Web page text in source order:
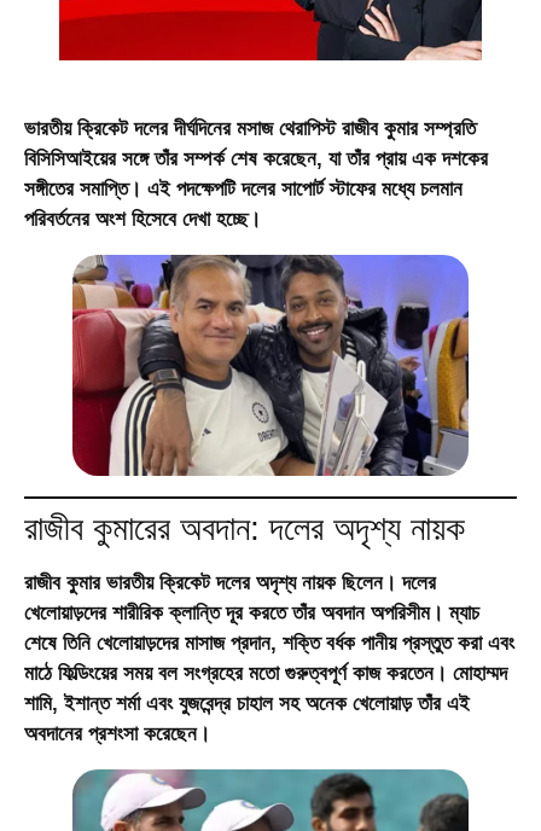
ভারতীয় ক্রিকেট দলের দীর্ঘদিনের মসাজ থেরাপিস্ট রাজীব কুমার সম্প্রতি
বিসিসিআইয়ের সঙ্গে তাঁর সম্পর্ক শেষ করেছেন, যা তাঁর প্রায় এক দশকের
সঙ্গীতের সমাপ্তি। এই পদক্ষেপটি দলের সাপোর্ট স্টাফের মধ্যে চলমান
পরিবর্তনের অংশ হিসেবে দেখা হচ্ছে।
রাজীব কুমারের অবদান: দলের অদৃশ্য নায়ক
রাজীব কুমার ভারতীয় ক্রিকেট দলের অদৃশ্য নায়ক ছিলেন। দলের
খেলোয়াড়দের শারীরিক ক্লান্তি দূর করতে তাঁর অবদান অপরিসীম। ম্যাচ
শেষে তিনি খেলোয়াড়দের মাসাজ প্রদান, শক্তি বর্ধক পানীয় প্রস্তুত করা এবং
মাঠে ফিল্ডিংয়ের সময় বল সংগ্রহের মতো গুরুত্বপূর্ণ কাজ করতেন। মোহাম্মদ
শামি, ইশান্ত শর্মা এবং যুজবেন্দ্র চাহাল সহ অনেক খেলোয়াড় তাঁর এই
অবদানের প্রশংসা করেছেন।